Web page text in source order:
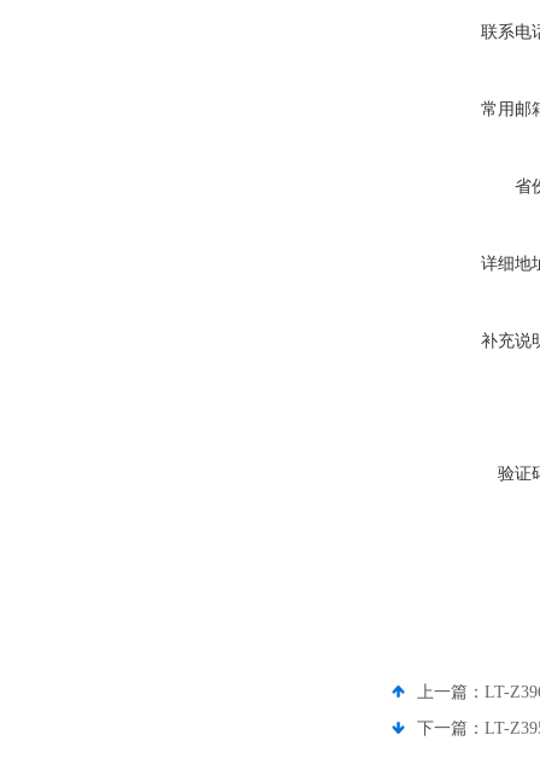
联系电
常用邮
省
详细地
补充说
验证
上一篇： LT-
下一篇： LT-